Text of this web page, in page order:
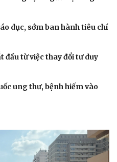
dục, sớm ban hành tiêu chí
đầu từ việc thay đổi tư duy
ung thư, bệnh hiếm vào